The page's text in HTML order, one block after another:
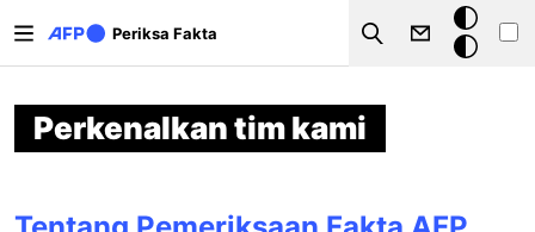
Periksa Fakta
Search
Mode
gelap
Perkenalkan tim kami